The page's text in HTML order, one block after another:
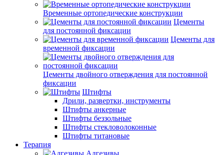
Временные ортопедические конструкции
Цементы
для постоянной фиксации
Цементы для
временной фиксации
Цементы двойного отверждения для постоянной
фиксации
Штифты
Дрили, развертки, инструменты
Штифты анкерные
Штифты беззольные
Штифты стекловолоконные
Штифты титановые
Терапия
Адгезивы